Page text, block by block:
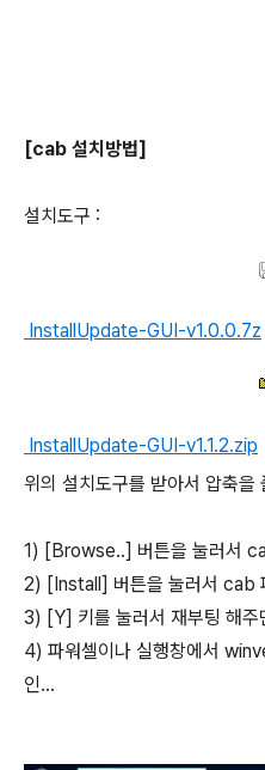
[cab 설치방법]
설치도구 :
InstallUpdate-GUI-v1.0.0.7z
InstallUpdate-GUI-v1.1.2.zip
위의 설치도구를 받아서 압축을
1) [Browse..] 버튼을 눌러서
2) [Install] 버튼을 눌러서 cab
3) [Y] 키를 눌러서 재부팅 해주
4) 파워셀이나 실행창에서
인...